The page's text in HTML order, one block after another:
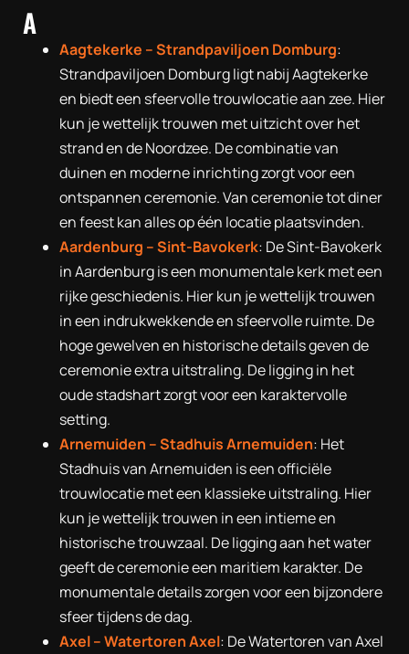
A
Aagtekerke – Strandpaviljoen Domburg:
Strandpaviljoen Domburg ligt nabij Aagtekerke
en biedt een sfeervolle trouwlocatie aan zee. Hier
kun je wettelijk trouwen met uitzicht over het
strand en de Noordzee. De combinatie van
duinen en moderne inrichting zorgt voor een
ontspannen ceremonie. Van ceremonie tot diner
en feest kan alles op één locatie plaatsvinden.
Aardenburg –Sint-Bavokerk: De Sint-Bavokerk
in Aardenburg is een monumentale kerk met een
rijke geschiedenis. Hier kun je wettelijk trouwen
in een indrukwekkende en sfeervolle ruimte. De
hoge gewelven en historische details geven de
ceremonie extra uitstraling. De ligging in het
oude stadshart zorgt voor een karaktervolle
setting.
Arnemuiden –Stadhuis Arnemuiden: Het
Stadhuis van Arnemuiden is een officiële
trouwlocatie met een klassieke uitstraling. Hier
kun je wettelijk trouwen in een intieme en
historische trouwzaal. De ligging aan het water
geeft de ceremonie een maritiem karakter. De
monumentale details zorgen voor een bijzondere
sfeer tijdens de dag.
Axel –Watertoren Axel: De Watertoren van Axel